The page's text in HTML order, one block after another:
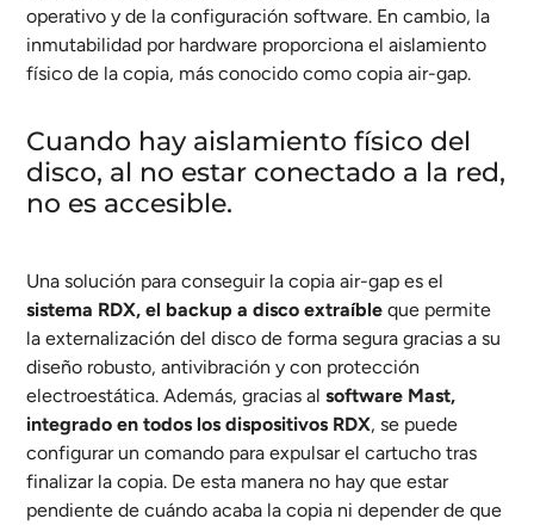
operativo y de la configuración software. En cambio, la
inmutabilidad por hardware proporciona el aislamiento
físico de la copia, más conocido como copia air-gap.
Cuando hay aislamiento físico del
disco, al no estar conectado a la red,
no es accesible.
Una solución para conseguir la copia air-gap es el
sistema RDX, el backup a disco extraíble que permite
la externalización del disco de forma segura gracias a su
diseño robusto, antivibración y con protección
electroestática. Además, gracias al software Mast,
integrado en todos los dispositivos RDX, se puede
configurar un comando para expulsar el cartucho tras
finalizar la copia. De esta manera no hay que estar
pendiente de cuándo acaba la copia ni depender de que